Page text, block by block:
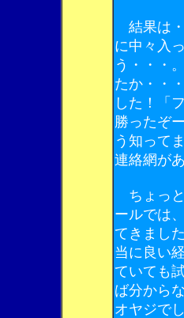
結果は・
に中々入
う・・・
たか・・
した！「
勝ったぞ
う知って
連絡網が
ちょっと
ールでは
てきまし
当に良い
ていても
ば分から
オヤジで